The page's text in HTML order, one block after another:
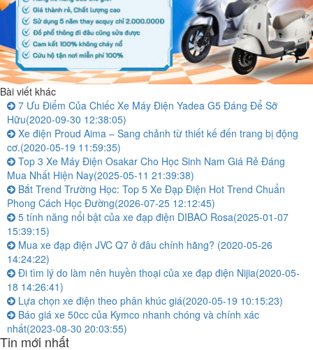
Bài viết khác
7 Ưu Điểm Của Chiếc Xe Máy Điện Yadea G5 Đáng Để Sỡ
Hữu(2020-09-30 12:38:05)
Xe điện Proud Aima – Sang chảnh từ thiết kế đến trang bị động
cơ.(2020-05-19 11:59:35)
Top 3 Xe Máy Điện Osakar Cho Học Sinh Nam Giá Rẻ Đáng
Mua Nhất Hiện Nay(2025-05-11 21:39:38)
Bắt Trend Trường Học: Top 5 Xe Đạp Điện Hot Trend Chuẩn
Phong Cách Học Đường(2026-07-25 12:12:45)
5 tính năng nổi bật của xe đạp điện DIBAO Rosa(2025-01-07
15:39:15)
Mua xe đạp điện JVC Q7 ở đâu chính hãng? (2020-05-26
14:24:22)
Đi tìm lý do làm nên huyền thoại của xe đạp điện Nijia(2020-05-
18 14:26:41)
Lựa chọn xe điện theo phân khúc giá(2020-05-19 10:15:23)
Báo giá xe 50cc của Kymco nhanh chóng và chính xác
nhất(2023-08-30 20:03:55)
Tin mới nhất